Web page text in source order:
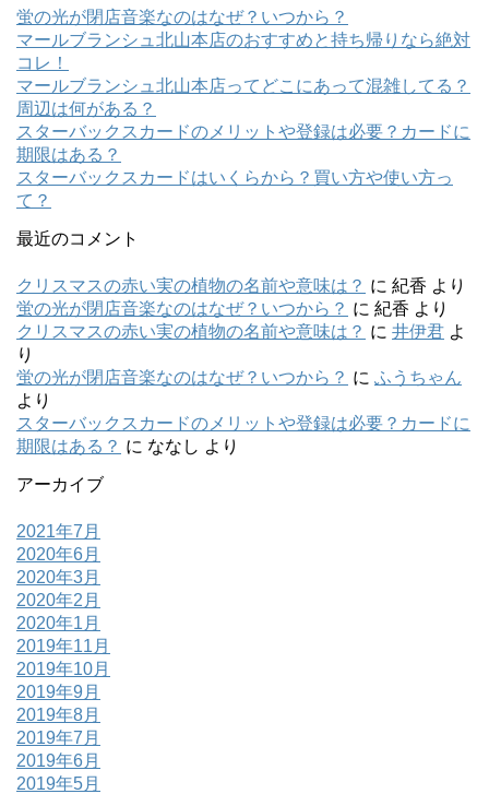
蛍の光が閉店音楽なのはなぜ？いつから？
マールブランシュ北山本店のおすすめと持ち帰りなら絶対
コレ！
マールブランシュ北山本店ってどこにあって混雑してる？
周辺は何がある？
スターバックスカードのメリットや登録は必要？カードに
期限はある？
スターバックスカードはいくらから？買い方や使い方っ
て？
最近のコメント
クリスマスの赤い実の植物の名前や意味は？ に 紀香 より
蛍の光が閉店音楽なのはなぜ？いつから？ に 紀香 より
クリスマスの赤い実の植物の名前や意味は？ に 井伊君 よ
り
蛍の光が閉店音楽なのはなぜ？いつから？ に ふうちゃん
より
スターバックスカードのメリットや登録は必要？カードに
期限はある？ に ななし より
アーカイブ
2021年7月
2020年6月
2020年3月
2020年2月
2020年1月
2019年11月
2019年10月
2019年9月
2019年8月
2019年7月
2019年6月
2019年5月